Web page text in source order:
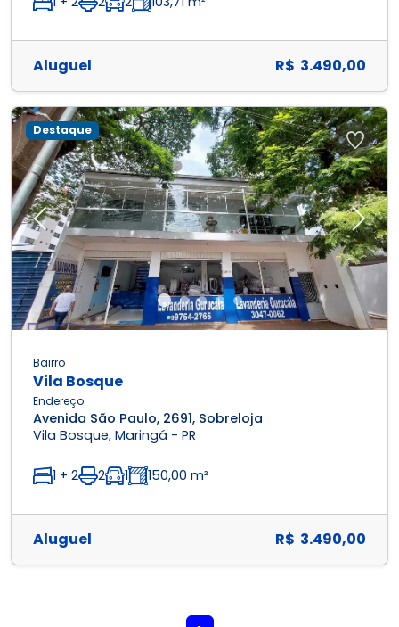
Aluguel R$ 3.490,00
Previous Next
Destaque
Bairro
Vila Bosque
Endereço
Avenida São Paulo, 2691, Sobreloja
Vila Bosque, Maringá - PR
1 + 2 2 1 150,00 m²
Aluguel R$ 3.490,00